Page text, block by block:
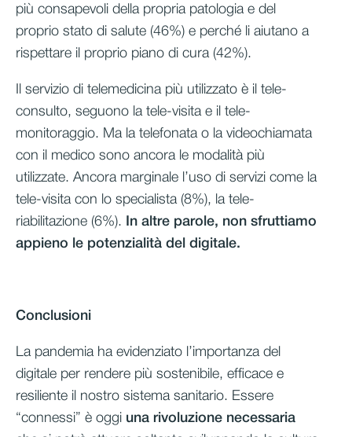
più consapevoli della propria patologia e del
proprio stato di salute (46%) e perché li aiutano a
rispettare il proprio piano di cura (42%).
Il servizio di telemedicina più utilizzato è il tele-
consulto, seguono la tele-visita e il tele-
monitoraggio. Ma la telefonata o la videochiamata
con il medico sono ancora le modalità più
utilizzate. Ancora marginale l’uso di servizi come la
tele-visita con lo specialista (8%), la tele-
riabilitazione (6%).
In altre parole, non sfruttiamo
appieno le potenzialità del digitale.
Conclusioni
La pandemia ha evidenziato l’importanza del
digitale per rendere più sostenibile, efficace e
resiliente il nostro sistema sanitario. Essere
“connessi” è oggi una rivoluzione necessaria